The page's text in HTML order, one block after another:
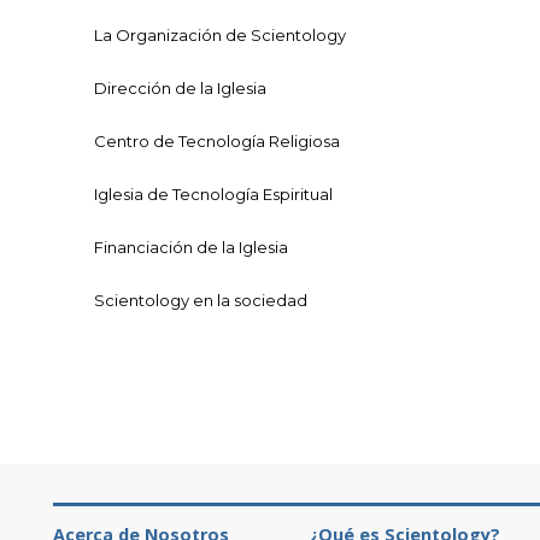
La Organización de Scientology
Dirección de la Iglesia
Centro de Tecnología Religiosa
Iglesia de Tecnología Espiritual
Financiación de la Iglesia
Scientology en la sociedad
Acerca de Nosotros ¿Qué es Scientology?